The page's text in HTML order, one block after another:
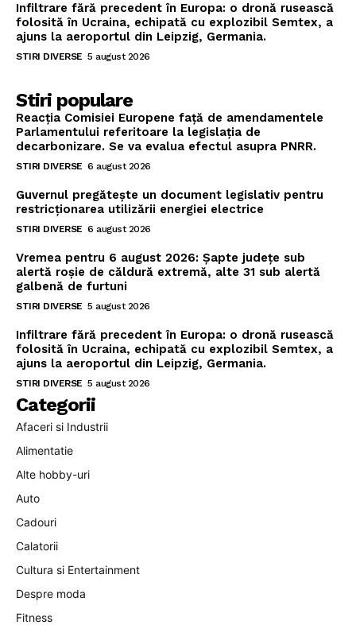
Infiltrare fără precedent în Europa: o dronă rusească
folosită în Ucraina, echipată cu explozibil Semtex, a
ajuns la aeroportul din Leipzig, Germania.
STIRI DIVERSE 5 august 2026
Stiri populare
Reacția Comisiei Europene față de amendamentele
Parlamentului referitoare la legislația de
decarbonizare. Se va evalua efectul asupra PNRR.
STIRI DIVERSE 6 august 2026
Guvernul pregătește un document legislativ pentru
restricționarea utilizării energiei electrice
STIRI DIVERSE 6 august 2026
Vremea pentru 6 august 2026: Șapte județe sub
alertă roșie de căldură extremă, alte 31 sub alertă
galbenă de furtuni
STIRI DIVERSE 5 august 2026
Infiltrare fără precedent în Europa: o dronă rusească
folosită în Ucraina, echipată cu explozibil Semtex, a
ajuns la aeroportul din Leipzig, Germania.
STIRI DIVERSE 5 august 2026
Categorii
Afaceri si Industrii
Alimentatie
Alte hobby-uri
Auto
Cadouri
Calatorii
Cultura si Entertainment
Despre moda
Fitness